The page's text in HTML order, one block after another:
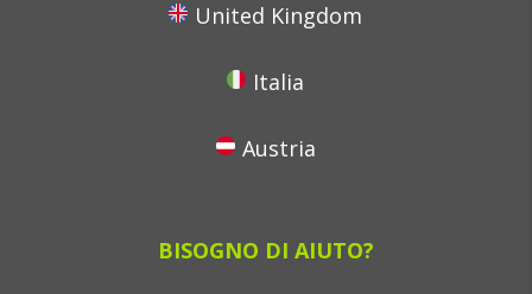
United Kingdom
Italia
Austria
BISOGNO DI AIUTO?